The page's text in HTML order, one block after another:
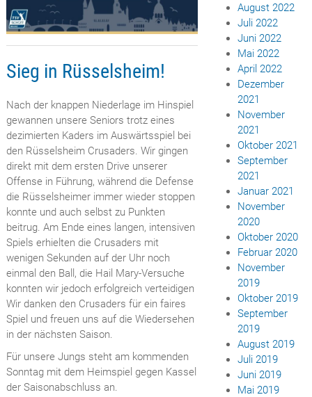
Sieg in Rüsselsheim!
Nach der knappen Niederlage im Hinspiel
gewannen unsere Seniors trotz eines
dezimierten Kaders im Auswärtsspiel bei
den Rüsselsheim Crusaders. Wir gingen
direkt mit dem ersten Drive unserer
Offense in Führung, während die Defense
die Rüsselsheimer immer wieder stoppen
konnte und auch selbst zu Punkten
beitrug. Am Ende eines langen, intensiven
Spiels erhielten die Crusaders mit
wenigen Sekunden auf der Uhr noch
einmal den Ball, die Hail Mary-Versuche
konnten wir jedoch erfolgreich verteidigen
Wir danken den Crusaders für ein faires
Spiel und freuen uns auf die Wiedersehen
in der nächsten Saison.
Für unsere Jungs steht am kommenden
Sonntag mit dem Heimspiel gegen Kassel
der Saisonabschluss an.
August 2022
Juli 2022
Juni 2022
Mai 2022
April 2022
Dezember
2021
November
2021
Oktober 2021
September
2021
Januar 2021
November
2020
Oktober 2020
Februar 2020
November
2019
Oktober 2019
September
2019
August 2019
Juli 2019
Juni 2019
Mai 2019